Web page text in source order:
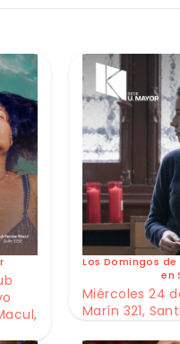
Los Domingos
en
Miércoles 24
Marín 321,